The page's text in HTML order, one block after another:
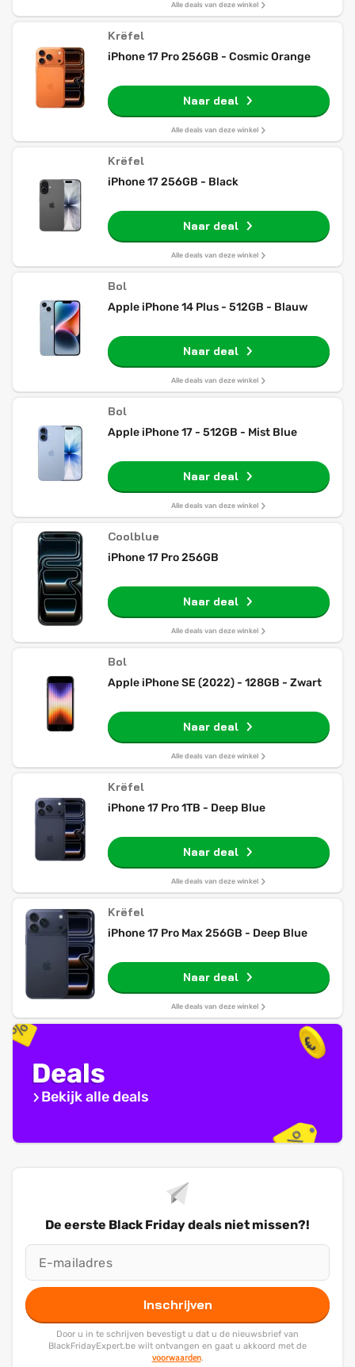
Alle deals van deze winkel
Krëfel
iPhone 17 Pro 256GB - Cosmic Orange
Naar deal
Alle deals van deze winkel
Krëfel
iPhone 17 256GB - Black
Naar deal
Alle deals van deze winkel
Bol
Apple iPhone 14 Plus - 512GB - Blauw
Naar deal
Alle deals van deze winkel
Bol
Apple iPhone 17 - 512GB - Mist Blue
Naar deal
Alle deals van deze winkel
Coolblue
iPhone 17 Pro 256GB
Naar deal
Alle deals van deze winkel
Bol
Apple iPhone SE (2022) - 128GB - Zwart
Naar deal
Alle deals van deze winkel
Krëfel
iPhone 17 Pro 1TB - Deep Blue
Naar deal
Alle deals van deze winkel
Krëfel
iPhone 17 Pro Max 256GB - Deep Blue
Naar deal
Alle deals van deze winkel
Deals
Bekijk alle deals
De eerste Black Friday deals niet missen?!
Inschrijven
Door u in te schrijven bevestigt u dat u de nieuwsbrief van
BlackFridayExpert.be wilt ontvangen en gaat u akkoord met de
voorwaarden.